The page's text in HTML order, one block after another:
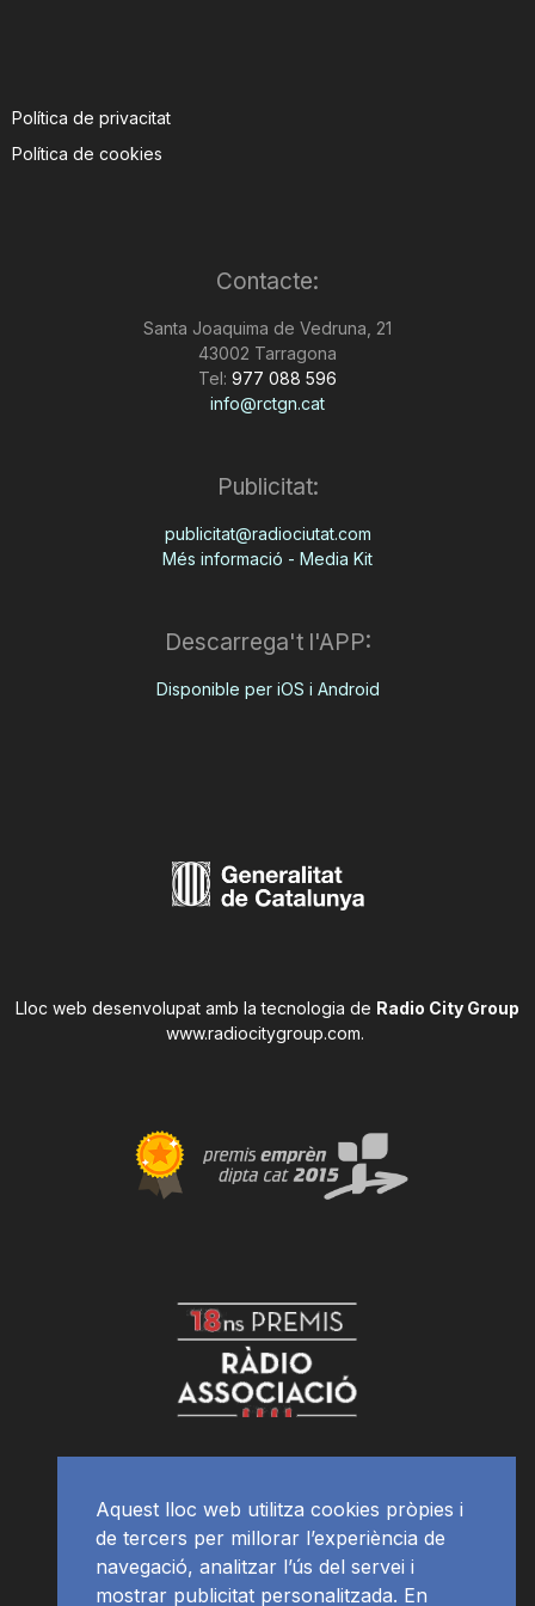
Política de privacitat
Política de cookies
Contacte:
Santa Joaquima de Vedruna, 21
43002 Tarragona
Tel: 977 088 596
info@rctgn.cat
Publicitat:
publicitat@radiociutat.com
Més informació - Media Kit
Descarrega't l'APP:
Disponible per iOS i Android
Lloc web desenvolupat amb la tecnologia de Radio City Group
www.radiocitygroup.com.
Aquest lloc web utilitza cookies pròpies i
de tercers per millorar l’experiència de
navegació, analitzar l’ús del servei i
mostrar publicitat personalitzada. En